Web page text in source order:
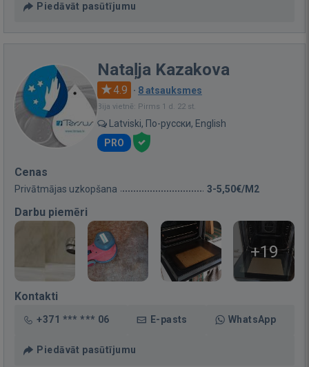
Piedāvāt pasūtījumu
Nataļja Kazakova
4.9 · 8 atsauksmes
Bija vietnē: Pirms 1 d. 22 st.
Latviski, По-русски, English
PRO
Cenas
Privātmājas uzkopšana 3-5,50€/M2
Darbu piemēri
+19
Kontakti
+371 *** *** 06 E-pasts WhatsApp
Piedāvāt pasūtījumu